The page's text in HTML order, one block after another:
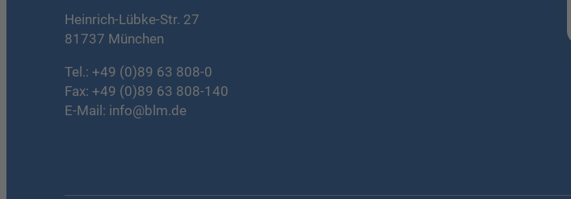
Heinrich-Lübke-Str. 27
81737 München
Tel.: +49 (0)89 63 808-0
Fax: +49 (0)89 63 808-140
E-Mail: info@blm.de